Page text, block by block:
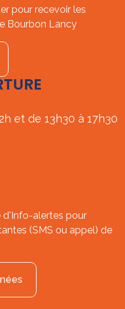
pour recevoir les
Bourbon Lancy
et de 13h30 à 17h30
d'Info-alertes pour
(SMS ou appel) de